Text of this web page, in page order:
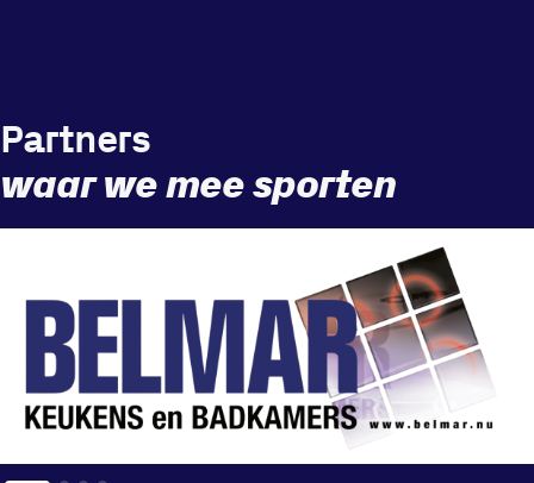
Partners
waar we mee sporten